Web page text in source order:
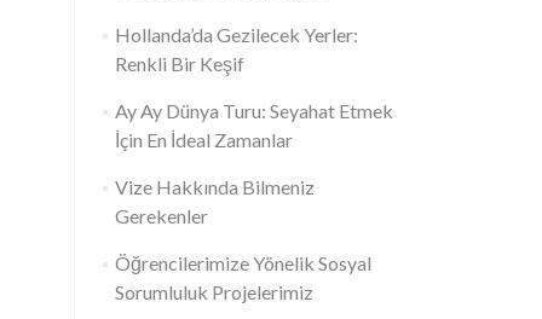
Hollanda’da Gezilecek Yerler:
Renkli Bir Keşif
Ay Ay Dünya Turu: Seyahat Etmek
İçin En İdeal Zamanlar
Vize Hakkında Bilmeniz
Gerekenler
Öğrencilerimize Yönelik Sosyal
Sorumluluk Projelerimiz